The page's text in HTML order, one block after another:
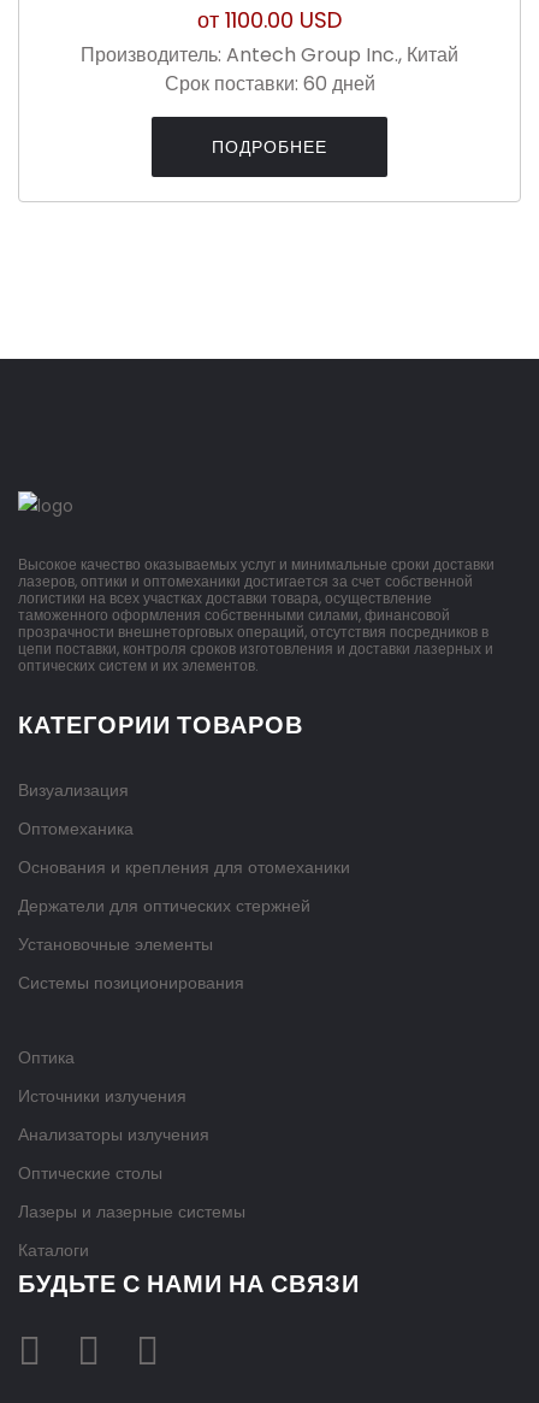
от 1100.00 USD
Производитель: Antech Group Inc., Китай
Срок поставки: 60 дней
ПОДРОБНЕЕ
Высокое качество оказываемых услуг и минимальные сроки доставки
лазеров, оптики и оптомеханики достигается за счет собственной
логистики на всех участках доставки товара, осуществление
таможенного оформления собственными силами, финансовой
прозрачности внешнеторговых операций, отсутствия посредников в
цепи поставки, контроля сроков изготовления и доставки лазерных и
оптических систем и их элементов.
КАТЕГОРИИ ТОВАРОВ
Визуализация
Оптомеханика
Основания и крепления для отомеханики
Держатели для оптических стержней
Установочные элементы
Системы позиционирования
Оптика
Источники излучения
Анализаторы излучения
Оптические столы
Лазеры и лазерные системы
Каталоги
БУДЬТЕ С НАМИ НА СВЯЗИ